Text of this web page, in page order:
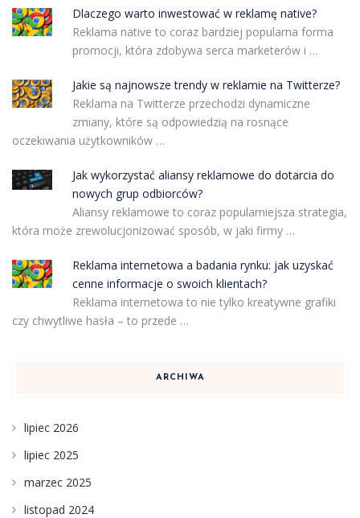
Dlaczego warto inwestować w reklamę native?
Reklama native to coraz bardziej popularna forma
promocji, która zdobywa serca marketerów i …
Jakie są najnowsze trendy w reklamie na Twitterze?
Reklama na Twitterze przechodzi dynamiczne
zmiany, które są odpowiedzią na rosnące
oczekiwania użytkowników …
Jak wykorzystać aliansy reklamowe do dotarcia do
nowych grup odbiorców?
Aliansy reklamowe to coraz popularniejsza strategia,
która może zrewolucjonizować sposób, w jaki firmy …
Reklama internetowa a badania rynku: jak uzyskać
cenne informacje o swoich klientach?
Reklama internetowa to nie tylko kreatywne grafiki
czy chwytliwe hasła – to przede …
ARCHIWA
lipiec 2026
lipiec 2025
marzec 2025
listopad 2024